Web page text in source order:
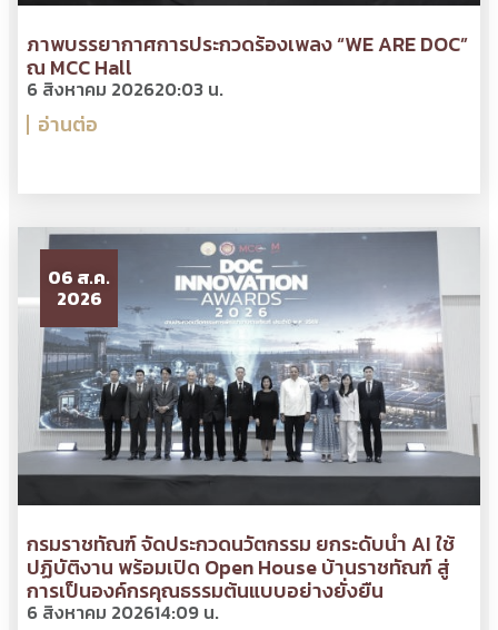
ภาพบรรยากาศการประกวดร้องเพลง “WE ARE DOC”
ณ MCC Hall
6 สิงหาคม 202620:03 น.
อ่านต่อ
06 ส.ค.
2026
กรมราชทัณฑ์ จัดประกวดนวัตกรรม ยกระดับนำ AI ใช้
ปฏิบัติงาน พร้อมเปิด Open House บ้านราชทัณฑ์ สู่
การเป็นองค์กรคุณธรรมต้นแบบอย่างยั่งยืน
6 สิงหาคม 202614:09 น.